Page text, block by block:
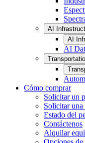
AI
AI
AI
Cómo comprar
Solicitar un
Solicitar una
Estado del
Contáctenos
Alquilar